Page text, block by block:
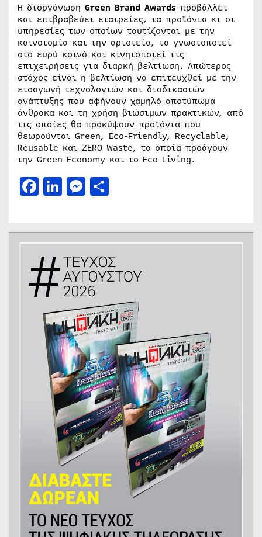
Η διοργάνωση Green Brand Awards προβάλλει
και επιβραβεύει εταιρείες, τα προϊόντα κι οι
υπηρεσίες των οποίων ταυτίζονται με την
καινοτομία και την αριστεία, τα γνωστοποιεί
στο ευρύ κοινό και κινητοποιεί τις
επιχειρήσεις για διαρκή βελτίωση. Απώτερος
στόχος είναι η βελτίωση να επιτευχθεί με την
εισαγωγή τεχνολογιών και διαδικασιών
ανάπτυξης που αφήνουν χαμηλό αποτύπωμα
άνθρακα και τη χρήση βιώσιμων πρακτικών, από
τις οποίες θα προκύψουν προϊόντα που
θεωρούνται Green, Eco-Friendly, Recyclable,
Reusable και ZERO Waste, τα οποία προάγουν
την Green Economy και το Eco Living.
Facebook
LinkedIn
Messenger